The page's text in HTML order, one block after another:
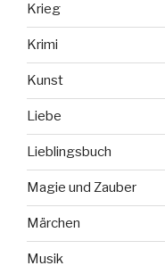
Krieg
Krimi
Kunst
Liebe
Lieblingsbuch
Magie und Zauber
Märchen
Musik